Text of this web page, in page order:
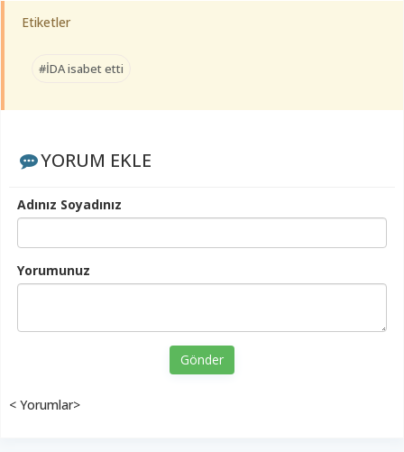
Etiketler
#İDA isabet etti
YORUM EKLE
Adınız Soyadınız
Yorumunuz
Gönder
< Yorumlar>